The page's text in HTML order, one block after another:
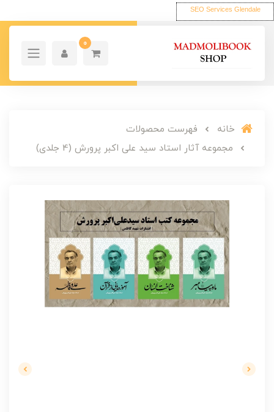
SEO Services Glendale
0
خانه
فهرست محصولات
مجموعه آثار استاد سید علی اکبر پرورش (4 جلدی)